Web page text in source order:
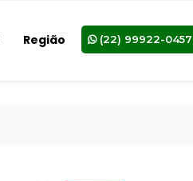
Região (22) 99922-0457